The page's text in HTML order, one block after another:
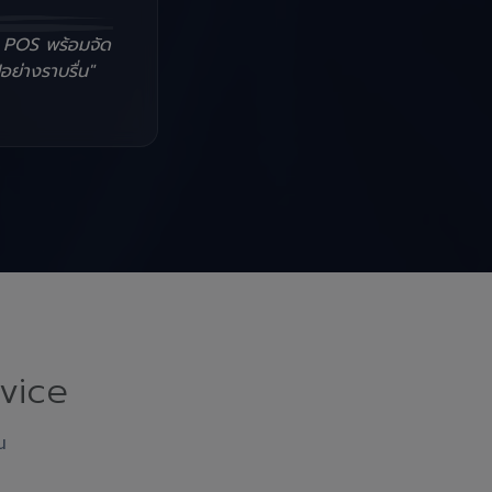
พร้อมจัด
ย่างราบรื่น"